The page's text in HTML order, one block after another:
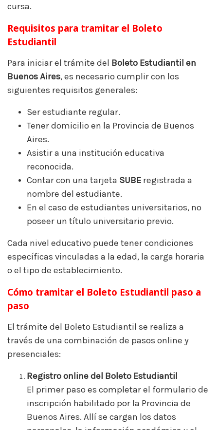
cursa.
Requisitos para tramitar el Boleto
Estudiantil
Para iniciar el trámite del Boleto Estudiantil en
Buenos Aires, es necesario cumplir con los
siguientes requisitos generales:
Ser estudiante regular.
Tener domicilio en la Provincia de Buenos
Aires.
Asistir a una institución educativa
reconocida.
Contar con una tarjeta SUBE registrada a
nombre del estudiante.
En el caso de estudiantes universitarios, no
poseer un título universitario previo.
Cada nivel educativo puede tener condiciones
específicas vinculadas a la edad, la carga horaria
o el tipo de establecimiento.
Cómo tramitar el Boleto Estudiantil paso a
paso
El trámite del Boleto Estudiantil se realiza a
través de una combinación de pasos online y
presenciales:
Registro online del Boleto Estudiantil
El primer paso es completar el formulario de
inscripción habilitado por la Provincia de
Buenos Aires. Allí se cargan los datos